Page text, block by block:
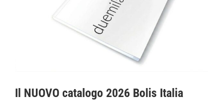
Il NUOVO catalogo 2026 Bolis Italia